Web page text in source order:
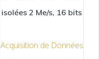
isolées 2 Me/s, 16 bits
Acquisition de Données